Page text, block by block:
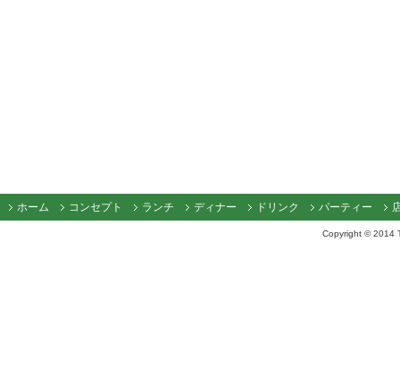
ホーム コンセプト ランチ ディナー ドリンク パーティー
Copyright © 2014